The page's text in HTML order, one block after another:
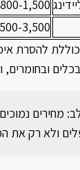
800-1,500 ₪
3,500 ₪
להסרת
ובחומרים,
מחירים
ולא רק את